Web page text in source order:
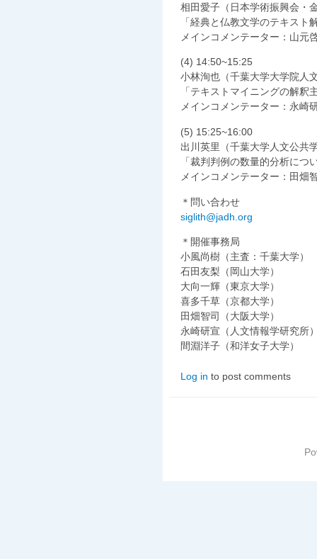
相田愛子（日本学術振興会・
「経典と仏教文学のテキスト
メインコメンテーター：山元
(4) 14:50~15:25
小林洵也（千葉大学大学院人
「テキストマイニングの解釈
メインコメンテーター：永崎
(5) 15:25~16:00
出川英里（千葉大学人文公共
「裁判判例の数量的分析につ
メインコメンテーター：田畑
＊問い合わせ
siglith@jadh.org
＊開催事務局
小風尚樹（主査：千葉大学）
石田友梨（岡山大学）
大向一輝（東京大学）
喜多千草（京都大学）
田畑智司（大阪大学）
永崎研宣（人文情報学研究所
間淵洋子（和洋女子大学）
Log in to post comments